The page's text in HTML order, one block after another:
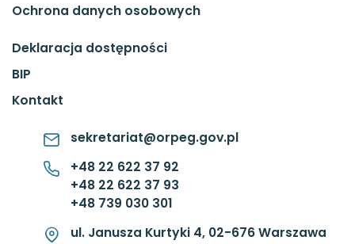
Ochrona danych osobowych
Deklaracja dostępności
BIP
Kontakt
sekretariat@orpeg.gov.pl
+48 22 622 37 92
+48 22 622 37 93
+48 739 030 301
ul. Janusza Kurtyki 4, 02-676 Warszawa